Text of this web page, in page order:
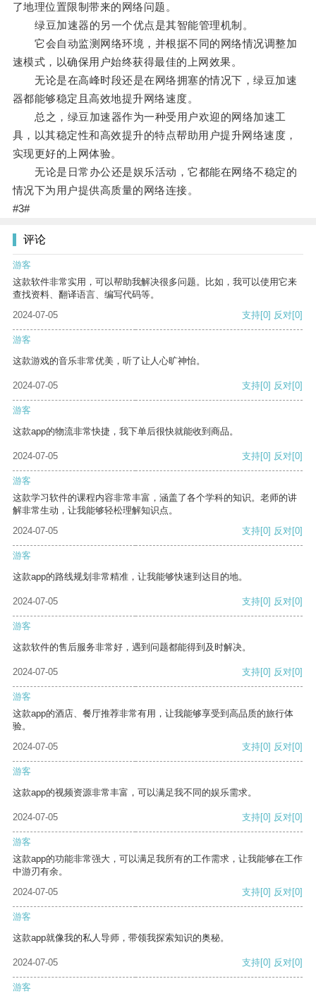
了地理位置限制带来的网络问题。
绿豆加速器的另一个优点是其智能管理机制。
它会自动监测网络环境，并根据不同的网络情况调整加
速模式，以确保用户始终获得最佳的上网效果。
无论是在高峰时段还是在网络拥塞的情况下，绿豆加速
器都能够稳定且高效地提升网络速度。
总之，绿豆加速器作为一种受用户欢迎的网络加速工
具，以其稳定性和高效提升的特点帮助用户提升网络速度，
实现更好的上网体验。
无论是日常办公还是娱乐活动，它都能在网络不稳定的
情况下为用户提供高质量的网络连接。
#3#
评论
游客
这款软件非常实用，可以帮助我解决很多问题。比如，我可以使用它来
查找资料、翻译语言、编写代码等。
2024-07-05
支持[0] 反对[0]
游客
这款游戏的音乐非常优美，听了让人心旷神怡。
2024-07-05 支持[0] 反对[0]
游客
这款app的物流非常快捷，我下单后很快就能收到商品。
2024-07-05 支持[0] 反对[0]
游客
这款学习软件的课程内容非常丰富，涵盖了各个学科的知识。老师的讲
解非常生动，让我能够轻松理解知识点。
2024-07-05
支持[0] 反对[0]
游客
这款app的路线规划非常精准，让我能够快速到达目的地。
2024-07-05 支持[0] 反对[0]
游客
这款软件的售后服务非常好，遇到问题都能得到及时解决。
2024-07-05 支持[0] 反对[0]
游客
这款app的酒店、餐厅推荐非常有用，让我能够享受到高品质的旅行体
验。
2024-07-05
支持[0] 反对[0]
游客
这款app的视频资源非常丰富，可以满足我不同的娱乐需求。
2024-07-05 支持[0] 反对[0]
游客
这款app的功能非常强大，可以满足我所有的工作需求，让我能够在工作
中游刃有余。
2024-07-05
支持[0] 反对[0]
游客
这款app就像我的私人导师，带领我探索知识的奥秘。
2024-07-05 支持[0] 反对[0]
游客